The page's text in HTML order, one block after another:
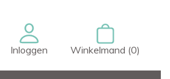
Inloggen Winkelmand (0)